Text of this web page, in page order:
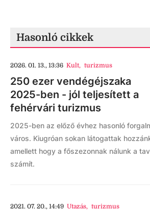
Hasonló cikkek
2026. 01. 13., 13:36 Kult, turizmus
250 ezer vendégéjszaka
2025-ben - jól teljesített a
fehérvári turizmus
2025-ben az előző évhez hasonló
város. Kiugróan sokan látogattak
amellett hogy a főszezonnak nálunk a
számít.
2021. 07. 20., 14:49 Utazás, turizmus